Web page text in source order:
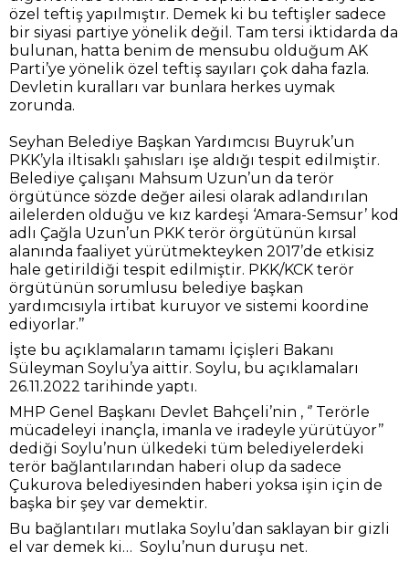
özel teftiş yapılmıştır. Demek ki bu teftişler sadece
bir siyasi partiye yönelik değil. Tam tersi iktidarda da
bulunan, hatta benim de mensubu olduğum AK
Parti’ye yönelik özel teftiş sayıları çok daha fazla.
Devletin kuralları var bunlara herkes uymak
zorunda.
Seyhan Belediye Başkan Yardımcısı Buyruk’un
PKK’yla iltisaklı şahısları işe aldığı tespit edilmiştir.
Belediye çalışanı Mahsum Uzun’un da terör
örgütünce sözde değer ailesi olarak adlandırılan
ailelerden olduğu ve kız kardeşi ‘Amara-Semsur’ kod
adlı Çağla Uzun’un PKK terör örgütünün kırsal
alanında faaliyet yürütmekteyken 2017’de etkisiz
hale getirildiği tespit edilmiştir. PKK/KCK terör
örgütünün sorumlusu belediye başkan
yardımcısıyla irtibat kuruyor ve sistemi koordine
ediyorlar.’’
İşte bu açıklamaların tamamı İçişleri Bakanı
Süleyman Soylu’ya aittir. Soylu, bu açıklamaları
26.11.2022 tarihinde yaptı.
MHP Genel Başkanı Devlet Bahçeli’nin , ‘’ Terörle
mücadeleyi inançla, imanla ve iradeyle yürütüyor’’
dediği Soylu’nun ülkedeki tüm belediyelerdeki
terör bağlantılarından haberi olup da sadece
Çukurova belediyesinden haberi yoksa işin için de
başka bir şey var demektir.
Bu bağlantıları mutlaka Soylu’dan saklayan bir gizli
el var demek ki… Soylu’nun duruşu net.